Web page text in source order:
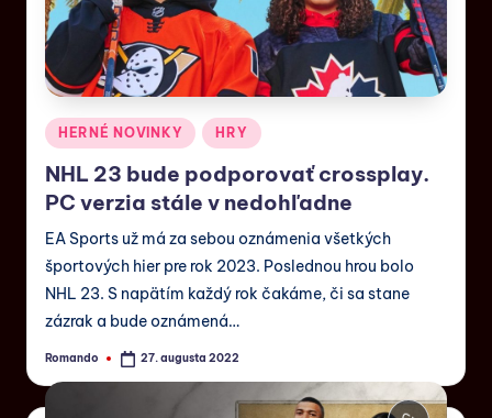
HERNÉ NOVINKY HRY
NHL 23 bude podporovať crossplay.
PC verzia stále v nedohľadne
EA Sports už má za sebou oznámenia všetkých
športových hier pre rok 2023. Poslednou hrou bolo
NHL 23. S napätím každý rok čakáme, či sa stane
zázrak a bude oznámená…
Romando 27. augusta 2022